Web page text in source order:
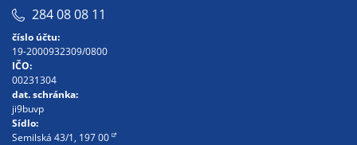
284 08 08 11
číslo účtu:
19-2000932309/0800
IČO:
00231304
dat. schránka:
ji9buvp
Sídlo:
Semilská 43/1, 197 00